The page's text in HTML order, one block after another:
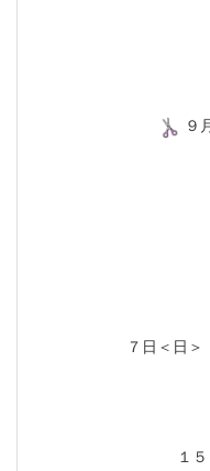
９
７日＜日＞
１